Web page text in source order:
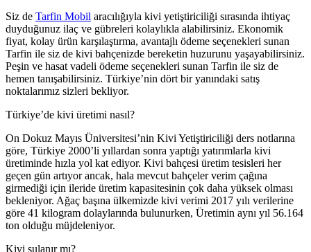
Siz de Tarfin Mobil aracılığıyla kivi yetiştiriciliği sırasında ihtiyaç
duyduğunuz ilaç ve gübreleri kolaylıkla alabilirsiniz. Ekonomik
fiyat, kolay ürün karşılaştırma, avantajlı ödeme seçenekleri sunan
Tarfin ile siz de kivi bahçenizde bereketin huzurunu yaşayabilirsiniz.
Peşin ve hasat vadeli ödeme seçenekleri sunan Tarfin ile siz de
hemen tanışabilirsiniz. Türkiye’nin dört bir yanındaki satış
noktalarımız sizleri bekliyor.
Türkiye’de kivi üretimi nasıl?
On Dokuz Mayıs Üniversitesi’nin Kivi Yetiştiriciliği ders notlarına
göre, Türkiye 2000’li yıllardan sonra yaptığı yatırımlarla kivi
üretiminde hızla yol kat ediyor. Kivi bahçesi üretim tesisleri her
geçen gün artıyor ancak, hala mevcut bahçeler verim çağına
girmediği için ileride üretim kapasitesinin çok daha yüksek olması
bekleniyor. Ağaç başına ülkemizde kivi verimi 2017 yılı verilerine
göre 41 kilogram dolaylarında bulunurken, Üretimin aynı yıl 56.164
ton olduğu müjdeleniyor.
Kivi sulanır mı?